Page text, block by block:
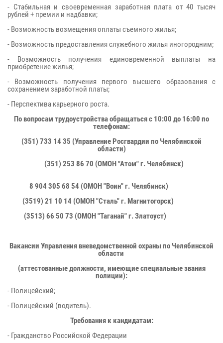
- Стабильная и своевременная заработная плата от 40 тысяч
рублей + премии и надбавки;
- Возможность возмещения оплаты съемного жилья;
- Возможность предоставления служебного жилья иногородним;
- Возможность получения единовременной выплаты на
приобретение жилья;
- Возможность получения первого высшего образования с
сохранением заработной платы;
- Перспектива карьерного роста.
По вопросам трудоустройства обращаться с 10:00 до 16:00 по
телефонам:
(351) 733 14 35 (Управление Росгвардии по Челябинской
области)
(351) 253 86 70 (ОМОН "Атом" г. Челябинск)
8 904 305 68 54 (ОМОН "Воин" г. Челябинск)
(3519) 21 10 14 (ОМОН "Сталь" г. Магнитогорск)
(3513) 66 50 73 (ОМОН "Таганай" г. Златоуст)
Вакансии Управления вневедомственной охраны по Челябинской
области
(аттестованные должности, имеющие специальные звания
полиции):
- Полицейский;
- Полицейский (водитель).
Требования к кандидатам:
- Гражданство Российской Федерации